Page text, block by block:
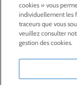
CENTRE PRESSE
NOUS REJOINDRE
cookies » vous
individuellement les
traceurs que vous
veuillez consulter
gestion des cookies.